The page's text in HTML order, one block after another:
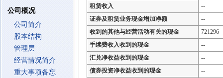
公司概况
公司简介
股本结构
管理层
经营情况简介
重大事项备忘
租赁收入
--
证券及租赁业务现金增加净额
--
收到的其他与经营活动有关的现金
721296
手续费收入收到的现金
--
汇兑净收益收到的现金
--
债券投资净收益收到的现金
--